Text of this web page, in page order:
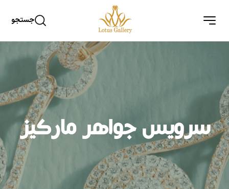
جستجو
سرویس جواهر مارکیز